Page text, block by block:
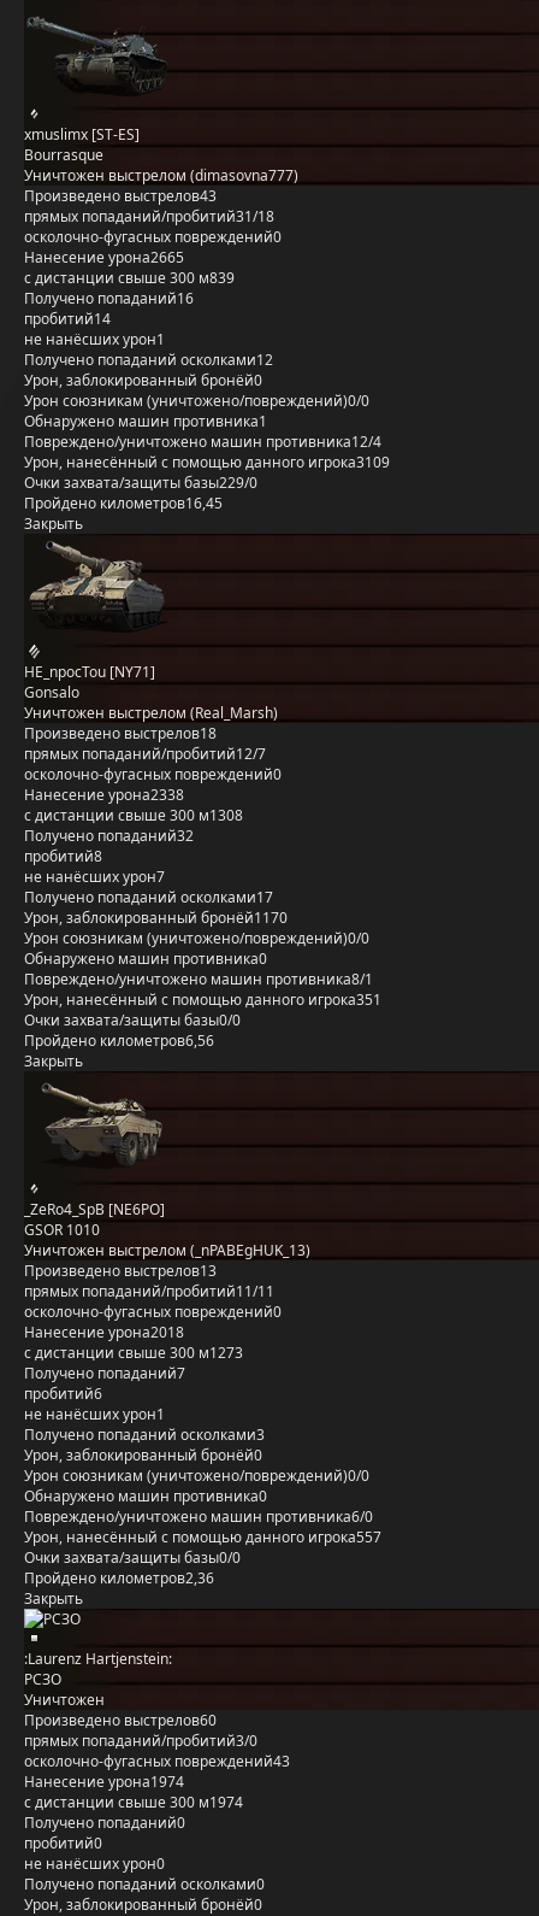
xmuslimx [ST-ES]
Bourrasque
Уничтожен выстрелом (dimasovna777)
Произведено выстрелов43
прямых попаданий/пробитий31/18
осколочно-фугасных повреждений0
Нанесение урона2665
с дистанции свыше 300 м839
Получено попаданий16
пробитий14
не нанёсших урон1
Получено попаданий осколками12
Урон, заблокированный бронёй0
Урон союзникам (уничтожено/повреждений)0/0
Обнаружено машин противника1
Повреждено/уничтожено машин противника12/4
Урон, нанесённый с помощью данного игрока3109
Очки захвата/защиты базы229/0
Пройдено километров16,45
Закрыть
HE_npocTou [NY71]
Gonsalo
Уничтожен выстрелом (Real_Marsh)
Произведено выстрелов18
прямых попаданий/пробитий12/7
осколочно-фугасных повреждений0
Нанесение урона2338
с дистанции свыше 300 м1308
Получено попаданий32
пробитий8
не нанёсших урон7
Получено попаданий осколками17
Урон, заблокированный бронёй1170
Урон союзникам (уничтожено/повреждений)0/0
Обнаружено машин противника0
Повреждено/уничтожено машин противника8/1
Урон, нанесённый с помощью данного игрока351
Очки захвата/защиты базы0/0
Пройдено километров6,56
Закрыть
_ZeRo4_SpB [NE6PO]
GSOR 1010
Уничтожен выстрелом (_nPABEgHUK_13)
Произведено выстрелов13
прямых попаданий/пробитий11/11
осколочно-фугасных повреждений0
Нанесение урона2018
с дистанции свыше 300 м1273
Получено попаданий7
пробитий6
не нанёсших урон1
Получено попаданий осколками3
Урон, заблокированный бронёй0
Урон союзникам (уничтожено/повреждений)0/0
Обнаружено машин противника0
Повреждено/уничтожено машин противника6/0
Урон, нанесённый с помощью данного игрока557
Очки захвата/защиты базы0/0
Пройдено километров2,36
Закрыть
:Laurenz Hartjenstein:
РСЗО
Уничтожен
Произведено выстрелов60
прямых попаданий/пробитий3/0
осколочно-фугасных повреждений43
Нанесение урона1974
с дистанции свыше 300 м1974
Получено попаданий0
пробитий0
не нанёсших урон0
Получено попаданий осколками0
Урон, заблокированный бронёй0